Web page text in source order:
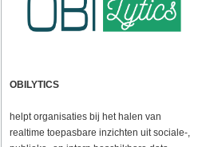
OBILYTICS
helpt organisaties bij het halen van
realtime toepasbare inzichten uit sociale-,